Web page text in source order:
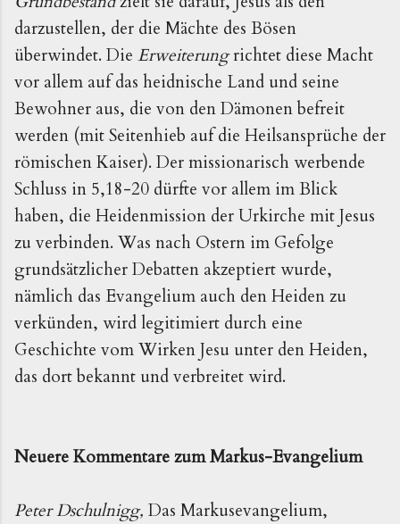
darzustellen, der die Mächte des Bösen
überwindet. Die Erweiterungrichtet diese Macht
vor allem auf das heidnische Land und seine
Bewohner aus, die von den Dämonen befreit
werden (mit Seitenhieb auf die Heilsansprüche der
römischen Kaiser). Der missionarisch werbende
Schluss in 5,18-20 dürfte vor allem im Blick
haben, die Heidenmission der Urkirche mit Jesus
zu verbinden. Was nach Ostern im Gefolge
grundsätzlicher Debatten akzeptiert wurde,
nämlich das Evangelium auch den Heiden zu
verkünden, wird legitimiert durch eine
Geschichte vom Wirken Jesu unter den Heiden,
das dort bekannt und verbreitet wird.
Neuere Kommentare zum Markus-Evangelium
Peter Dschulnigg, Das Markusevangelium,